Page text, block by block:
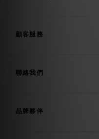
顧客服務
聯絡我們
品牌夥伴